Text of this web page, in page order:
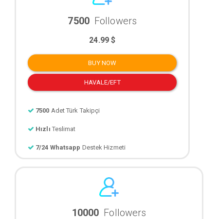
7500 Followers
24.99 $
BUY NOW
HAVALE/EFT
7500 Adet Türk Takipçi
Hızlı Teslimat
7/24 Whatsapp Destek Hizmeti
10000 Followers